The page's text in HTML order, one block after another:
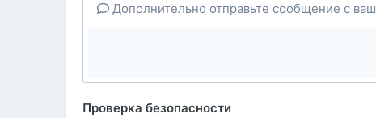
Дополнительно отправьте сообщение с
Проверка безопасности